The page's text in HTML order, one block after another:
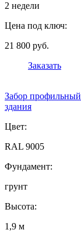
2 недели
Цена под ключ:
21 800 руб.
Заказать
Забор
здания
Цвет:
RAL 9005
Фундамент:
грунт
Высота:
1,9 м